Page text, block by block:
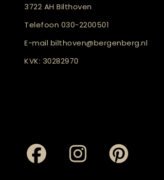
3722 AH Bilthoven
Telefoon 030-2200501
E-mail bilthoven@bergenberg.nl
KVK: 30282970